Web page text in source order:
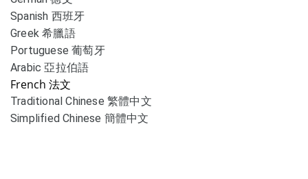
Spanish 西班牙
Greek 希臘語
Portuguese 葡萄牙
Arabic 亞拉伯語
French 法文
Traditional Chinese 繁體中文
Simplified Chinese 簡體中文